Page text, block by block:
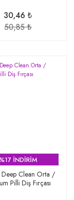
30,46 ₺
50,85 ₺
İNDİRİM
Deep Clean Orta /
Pilli Diş Fırçası